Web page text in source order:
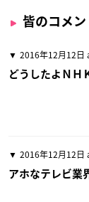
皆のコメン
2016年12月12日
どうしたよＮＨ
2016年12月12日
アホなテレビ